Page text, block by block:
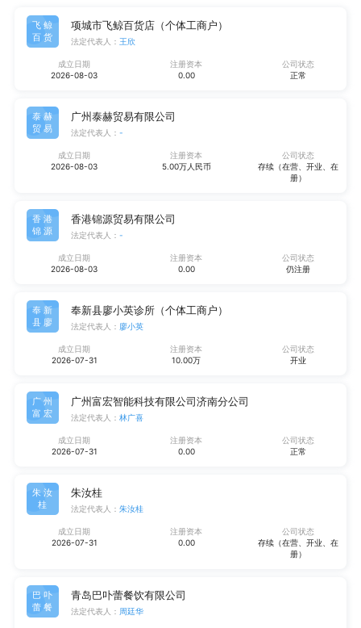
飞鲸
百货
项城市飞鲸百货店（个体工商户）
法定代表人： 王欣
成立日期
2026-08-03
注册资本
0.00
公司状态
正常
泰赫
贸易
广州泰赫贸易有限公司
法定代表人： -
成立日期
2026-08-03
注册资本
5.00万人民币
公司状态
存续（在营、开业、在
册）
香港
锦源
香港锦源贸易有限公司
法定代表人： -
成立日期
2026-08-03
注册资本
0.00
公司状态
仍注册
奉新
县廖
奉新县廖小英诊所（个体工商户）
法定代表人： 廖小英
成立日期
2026-07-31
注册资本
10.00万
公司状态
开业
广州
富宏
广州富宏智能科技有限公司济南分公司
法定代表人： 林广喜
成立日期
2026-07-31
注册资本
0.00
公司状态
正常
朱汝
桂
朱汝桂
法定代表人： 朱汝桂
成立日期
2026-07-31
注册资本
0.00
公司状态
存续（在营、开业、在
册）
巴卟
蕾餐
青岛巴卟蕾餐饮有限公司
法定代表人： 周廷华